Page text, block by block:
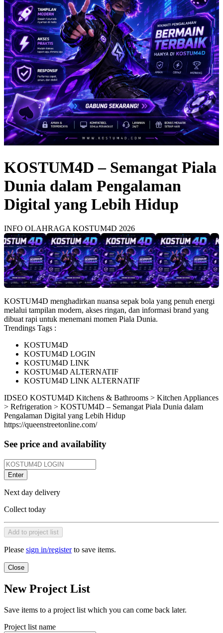
KOSTUM4D – Semangat Piala
Dunia dalam Pengalaman
Digital yang Lebih Hidup
INFO OLAHRAGA KOSTUM4D 2026
KOSTUM4D menghadirkan nuansa sepak bola yang penuh energi
melalui tampilan modern, akses ringan, dan informasi brand yang
dibuat rapi untuk menemani momen Piala Dunia.
Trendings Tags :
KOSTUM4D
KOSTUM4D LOGIN
KOSTUM4D LINK
KOSTUM4D ALTERNATIF
KOSTUM4D LINK ALTERNATIF
IDSEO KOSTUM4D Kitchens & Bathrooms > Kitchen Appliances
> Refrigeration > KOSTUM4D – Semangat Piala Dunia dalam
Pengalaman Digital yang Lebih Hidup
https://queenstreetonline.com/
See price and availability
Enter
Next day delivery
Collect today
Add to project list
Please sign in/registerto save items.
Close
New Project List
Save items to a project list which you can come back later.
Project list name